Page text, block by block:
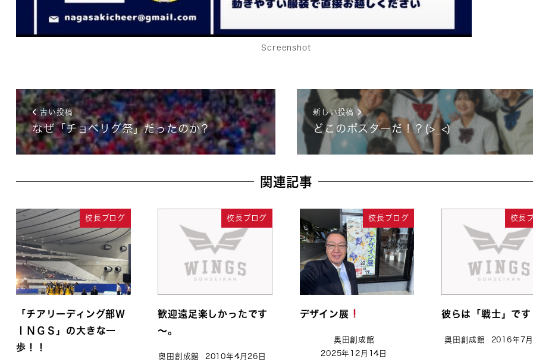
Screenshot
古い投稿
なぜ「チョベリグ祭」だったのか？
新しい投稿
どこのポスターだ！？(>_<)
関連記事
校長ブログ
「チアリーディング部Ｗ
ＩＮＧＳ」の大きな一
歩！！
校長ブログ
歓迎遠足楽しかったです
～。
奥田創成館 2010年4月26日
校長ブログ
デザイン展
奥田創成館
2025年12月14日
校長
彼らは「戦士」です
奥田創成館 2016年7